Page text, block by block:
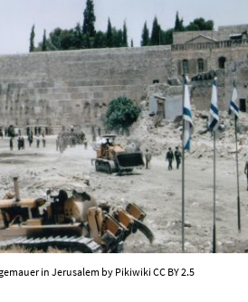
in Jerusalem by Pikiwiki CC BY 2.5